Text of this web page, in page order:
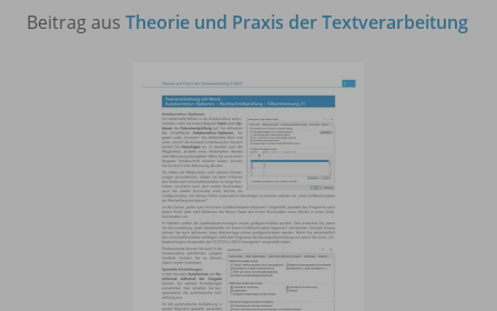
Beitrag aus Theorie und Praxis der Textverarbeitung